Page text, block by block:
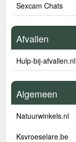
Sexcam Chats
Afvallen
Hulp-bij-afvallen.nl
Algemeen
Natuurwinkels.nl
Ksvroeselare.be